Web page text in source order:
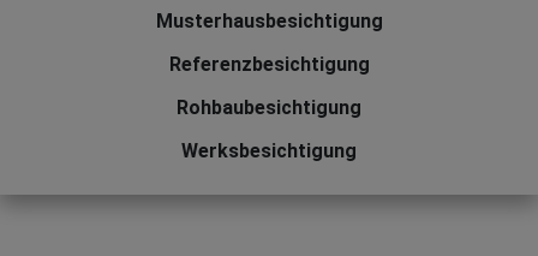
Musterhausbesichtigung
Referenzbesichtigung
Rohbaubesichtigung
Werksbesichtigung